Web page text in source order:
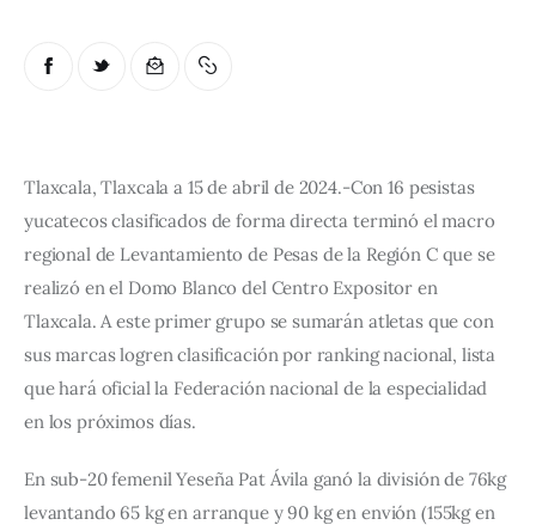
Tlaxcala, Tlaxcala a 15 de abril de 2024.-Con 16 pesistas
yucatecos clasificados de forma directa terminó el macro
regional de Levantamiento de Pesas de la Región C que se
realizó en el Domo Blanco del Centro Expositor en
Tlaxcala. A este primer grupo se sumarán atletas que con
sus marcas logren clasificación por ranking nacional, lista
que hará oficial la Federación nacional de la especialidad
en los próximos días.
En sub-20 femenil Yeseña Pat Ávila ganó la división de 76kg
levantando 65 kg en arranque y 90 kg en envión (155kg en